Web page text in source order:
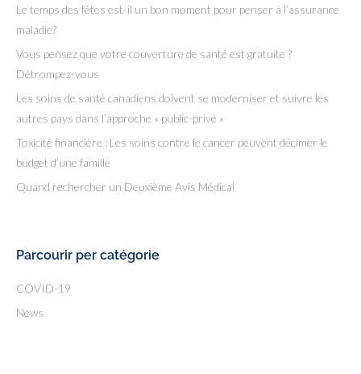
Le temps des fêtes est-il un bon moment pour penser à l’assurance
maladie?
Vous pensez que votre couverture de santé est gratuite ?
Détrompez-vous
Les soins de santé canadiens doivent se moderniser et suivre les
autres pays dans l’approche « public-privé »
Toxicité financière : Les soins contre le cancer peuvent décimer le
budget d’une famille
Quand rechercher un Deuxième Avis Médical
Parcourir per catégorie
COVID-19
News